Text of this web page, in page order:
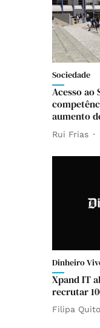
Sociedade
Acesso ao
aumento
Rui Frias
Dinheiro
Xpand IT
recrutar
Filipa Quito